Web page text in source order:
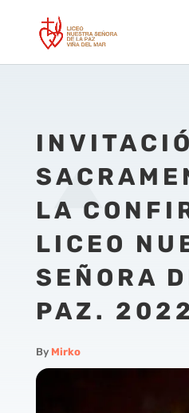
LA
LICEO
SEÑORA
PAZ.
By Mirko